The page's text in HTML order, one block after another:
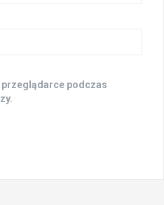
podczas